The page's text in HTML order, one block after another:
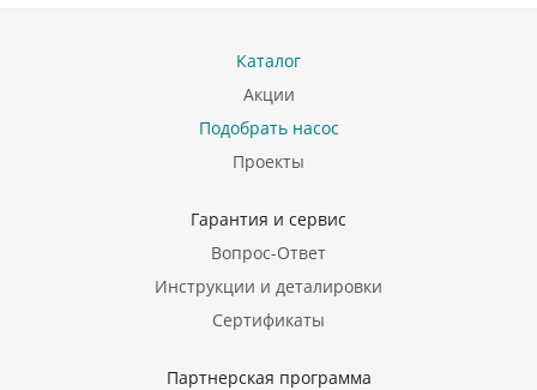
Каталог
Акции
Подобрать насос
Проекты
Гарантия и сервис
Вопрос-Ответ
Инструкции и деталировки
Сертификаты
Партнерская программа